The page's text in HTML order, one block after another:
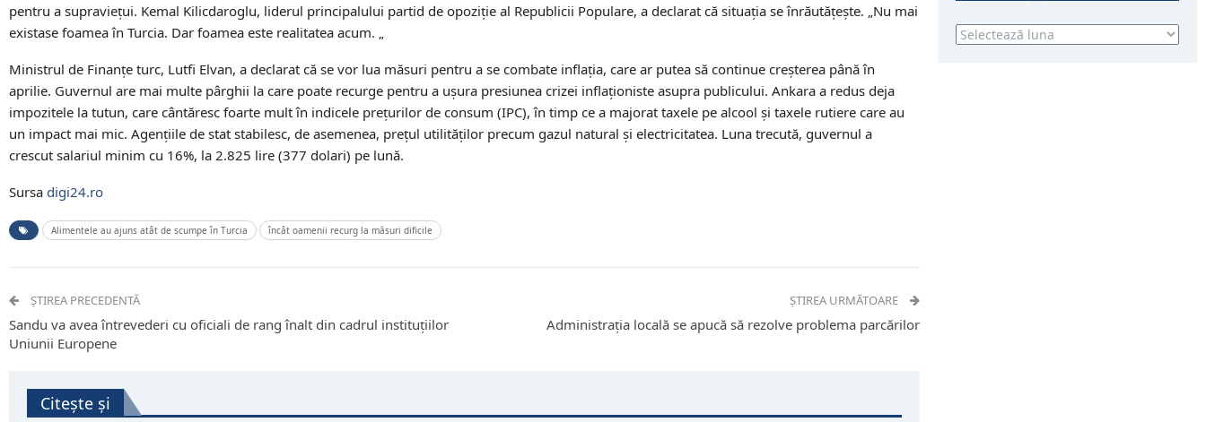
pentru a supraviețui. Kemal Kilicdaroglu, liderul principalului partid de opoziție al Republicii Populare, a declarat că situația se înrăutățește. „Nu mai
existase foamea în Turcia. Dar foamea este realitatea acum. „
Ministrul de Finanțe turc, Lutfi Elvan, a declarat că se vor lua măsuri pentru a se combate inflația, care ar putea să continue creșterea până în
aprilie. Guvernul are mai multe pârghii la care poate recurge pentru a ușura presiunea crizei inflaționiste asupra publicului. Ankara a redus deja
impozitele la tutun, care cântăresc foarte mult în indicele prețurilor de consum (IPC), în timp ce a majorat taxele pe alcool și taxele rutiere care au
un impact mai mic. Agențiile de stat stabilesc, de asemenea, prețul utilităților precum gazul natural și electricitatea. Luna trecută, guvernul a
crescut salariul minim cu 16%, la 2.825 lire (377 dolari) pe lună.
Sursa digi24.ro
Alimentele au ajuns atât de scumpe în Turcia încât oamenii recurg la măsuri dificile
ȘTIREA PRECEDENTĂ
Sandu va avea întrevederi cu oficiali de rang înalt din cadrul instituțiilor
Uniunii Europene
ȘTIREA URMĂTOARE
Administrația locală se apucă să rezolve problema parcărilor
Citește și
Arhivă